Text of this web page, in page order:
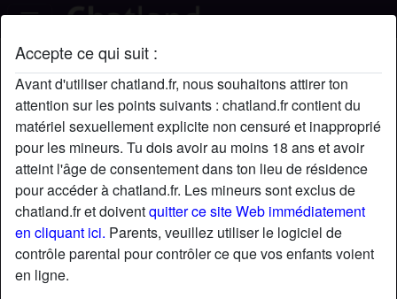
Accepte ce qui suit :
Avant d'utiliser chatland.fr, nous souhaitons attirer ton
attention sur les points suivants : chatland.fr contient du
matériel sexuellement explicite non censuré et inapproprié
pour les mineurs. Tu dois avoir au moins 18 ans et avoir
atteint l'âge de consentement dans ton lieu de résidence
pour accéder à chatland.fr. Les mineurs sont exclus de
chatland.fr et doiventquitter ce site Web immédiatement
en cliquant ici. Parents, veuillez utiliser le logiciel de
contrôle parental pour contrôler ce que vos enfants voient
en ligne.
FrancineC's profil